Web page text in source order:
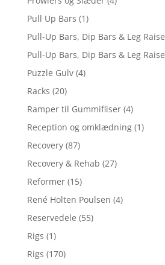
Pull Up Bars (1)
Pull-Up Bars, Dip Bars & Leg Raise
Pull-Up Bars, Dip Bars & Leg Raise
Puzzle Gulv (4)
Racks (20)
Ramper til Gummifliser (4)
Reception og omklædning (1)
Recovery (87)
Recovery & Rehab (27)
Reformer (15)
René Holten Poulsen (4)
Reservedele (55)
Rigs (1)
Rigs (170)